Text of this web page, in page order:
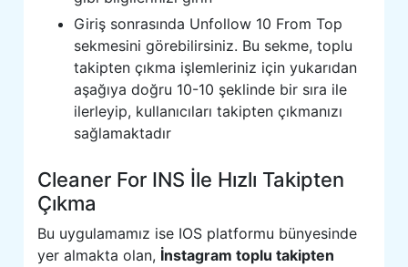
Giriş sonrasında Unfollow 10 From Top
sekmesini görebilirsiniz. Bu sekme, toplu
takipten çıkma işlemleriniz için yukarıdan
aşağıya doğru 10-10 şeklinde bir sıra ile
ilerleyip, kullanıcıları takipten çıkmanızı
sağlamaktadır
Cleaner For INS İle Hızlı Takipten
Çıkma
Bu uygulamamız ise IOS platformu bünyesinde
yer almakta olan, İnstagram toplu takipten